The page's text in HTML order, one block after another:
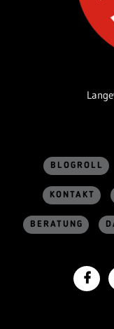
BLOGROLL
KONTAKT
BERATUNG